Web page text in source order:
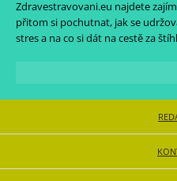
Zdravestravovani.eu najdete
přitom si pochutnat, jak se
stres a na co si dát na cestě za